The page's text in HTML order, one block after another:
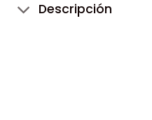
Descripción